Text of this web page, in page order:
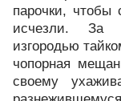
парочки, чтобы
исчезли. За
изгородью
чопорная
своему